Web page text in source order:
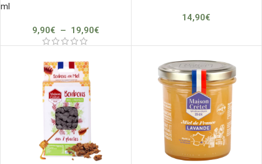
ml
9,90€ – 19,90€
14,90€